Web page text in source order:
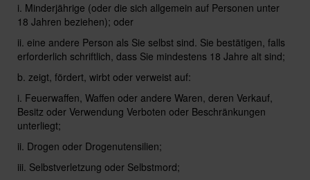
i. Minderjährige (oder die sich allgemein auf Personen unter
18 Jahren beziehen); oder
ii. eine andere Person als Sie selbst sind. Sie bestätigen, falls
erforderlich schriftlich, dass Sie mindestens 18 Jahre alt sind;
b. zeigt, fördert, wirbt oder verweist auf:
i. Feuerwaffen, Waffen oder andere Waren, deren Verkauf,
Besitz oder Verwendung Verboten oder Beschränkungen
unterliegt;
ii. Drogen oder Drogenutensilien;
iii. Selbstverletzung oder Selbstmord;